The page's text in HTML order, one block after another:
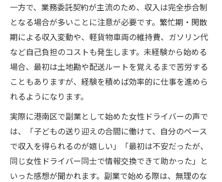
一方で、業務委託契約が主流のため、収入は完全歩合制
となる場合が多いことに注意が必要です。繁忙期・閑散
期による収入変動や、軽貨物車両の維持費、ガソリン代
など自己負担のコストも発生します。未経験から始める
場合、最初は土地勘や配送ルートを覚えるまで苦労する
こともありますが、経験を積めば効率的に仕事を進めら
れるようになります。
実際に港南区で副業として始めた女性ドライバーの声で
は、「子どもの送り迎えの合間に働けて、自分のペース
で収入を得られるのが嬉しい」「最初は不安だったが、
同じ女性ドライバー同士で情報交換できて助かった」と
いった感想が聞かれます。副業で始める際は、無理のな